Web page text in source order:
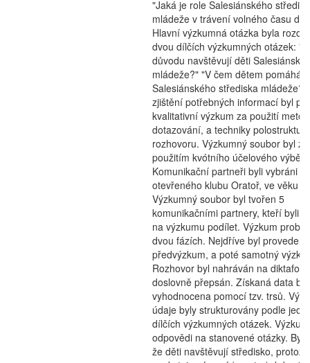
"Jaká je role Salesiánského
mládeže v trávení volného času
Hlavní výzkumná otázka byla
dvou dílčích výzkumných otázek:
důvodu navštěvují děti Salesiánské
mládeže?" "V čem dětem pomáhá
Salesiánského střediska mládeže?"
zjištění potřebných informací byl
kvalitativní výzkum za použití
dotazování, a techniky
rozhovoru. Výzkumný soubor byl
použitím kvótního účelového
Komunikační partneři byli vybráni z
otevřeného klubu Oratoř, ve věku
Výzkumný soubor byl tvořen 5
komunikačními partnery, kteří byli
na výzkumu podílet. Výzkum
dvou fázích. Nejdříve byl proveden
předvýzkum, a poté samotný
Rozhovor byl nahráván na diktafon
doslovně přepsán. Získaná data
vyhodnocena pomocí tzv. trsů.
údaje byly strukturovány podle
dílčích výzkumných otázek.
odpovědi na stanovené otázky.
že děti navštěvují středisko,